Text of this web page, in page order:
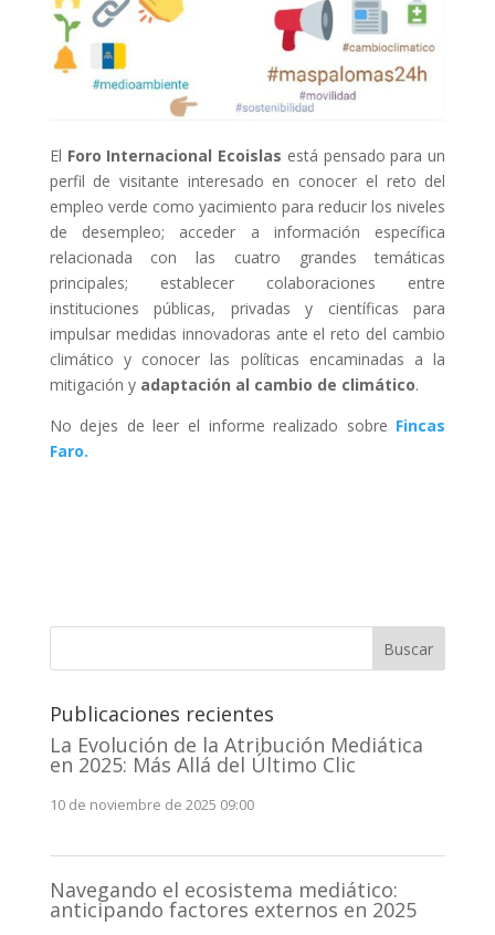
El Foro Internacional Ecoislas está pensado para un
perfil de visitante interesado en conocer el reto del
empleo verde como yacimiento para reducir los niveles
de desempleo; acceder a información específica
relacionada con las cuatro grandes temáticas
principales; establecer colaboraciones entre
instituciones públicas, privadas y científicas para
impulsar medidas innovadoras ante el reto del cambio
climático y conocer las políticas encaminadas a la
mitigación y adaptación al cambio de climático.
No dejes de leer el informe realizado sobre Fincas
Faro.
Buscar
Publicaciones recientes
La Evolución de la Atribución Mediática
en 2025: Más Allá del Último Clic
10 de noviembre de 2025 09:00
Navegando el ecosistema mediático:
anticipando factores externos en 2025